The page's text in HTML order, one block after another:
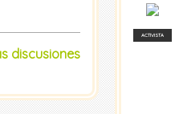
discusiones
ACTIVISTA